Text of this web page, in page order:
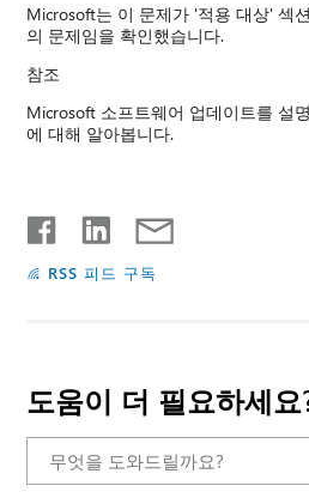
Microsoft는 이 문제가 '적용 대상' 섹
의 문제임을 확인했습니다.
참조
Microsoft 소프트웨어 업데이트를 설
에 대해 알아봅니다.
RSS 피드 구독
도움이 더 필요하세요